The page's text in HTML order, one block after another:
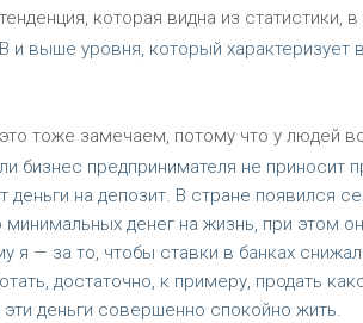
которая видна из
выше уровня, который
тоже замечаем, потому что у людей
бизнес предпринимателя не приносит
деньги на депозит. В стране
денег на жизнь, при этом
я — за то, чтобы ставки в банках
достаточно, к примеру, продать
эти деньги совершенно спокойно жить.